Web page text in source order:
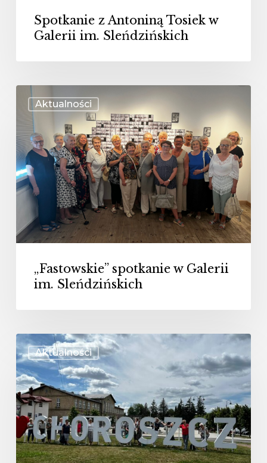
Spotkanie z Antoniną Tosiek w
Galerii im. Sleńdzińskich
Aktualności
„Fastowskie”
spotkanie
w
Galerii
im.
Sleńdzińskich
„Fastowskie” spotkanie w Galerii
im. Sleńdzińskich
Aktualności
Spotkanie
„Fastowiaczek”
w
Choroszczy